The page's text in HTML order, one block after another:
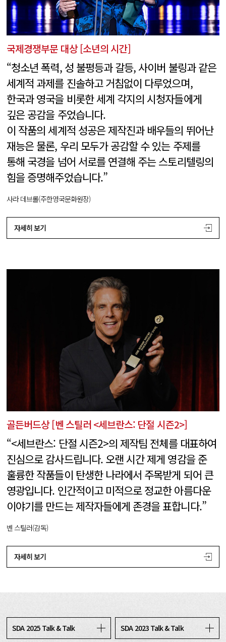
국제경쟁부문 대상 [소년의 시간]
“청소년 폭력, 성 불평등과 갈등, 사이버 불링과 같은
세계적 과제를 진솔하고 거침없이 다루었으며,
한국과 영국을 비롯한 세계 각지의 시청자들에게
깊은 공감을 주었습니다.
이 작품의 세계적 성공은 제작진과 배우들의 뛰어난
재능은 물론, 우리 모두가 공감할 수 있는 주제를
통해 국경을 넘어 서로를 연결해 주는 스토리텔링의
힘을 증명해주었습니다.”
사라 데브롤(주한영국문화원장)
자세히 보기
골든버드상 [벤 스틸러 <세브란스: 단절 시즌2>]
“<세브란스: 단절 시즌2>의 제작팀 전체를 대표하여
진심으로 감사드립니다. 오랜 시간 제게 영감을 준
훌륭한 작품들이 탄생한 나라에서 주목받게 되어 큰
영광입니다. 인간적이고 미적으로 정교한 아름다운
이야기를 만드는 제작자들에게 존경을 표합니다.”
벤 스틸러(감독)
자세히 보기
SDA 2025 Talk & Talk SDA 2023 Talk & Talk